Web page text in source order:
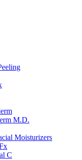
M.D.
Moisturizers
C